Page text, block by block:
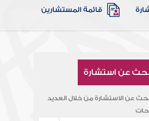
قائمة المستشارين
عن استشارة
عن الاستشارة من خلال العديد